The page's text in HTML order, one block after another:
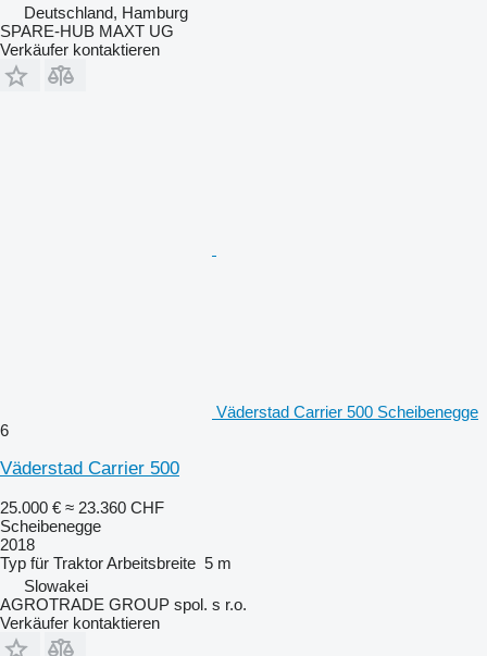
Deutschland, Hamburg
SPARE-HUB MAXT UG
Verkäufer kontaktieren
Väderstad Carrier 500 Scheibenegge
6
Väderstad Carrier 500
25.000 € ≈ 23.360 CHF
Scheibenegge
2018
Typ für TraktorArbeitsbreite 5 m
Slowakei
AGROTRADE GROUP spol. s r.o.
Verkäufer kontaktieren